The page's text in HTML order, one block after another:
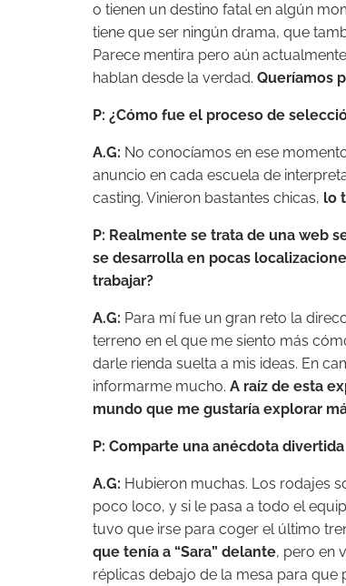
o tienen un destino fatal en algún
tiene que ser ningún drama, que
Parece mentira pero aún actualmente
hablan desde la verdad. Queríamos
P: ¿Cómo fue el proceso de
A.G: No conocíamos en ese
anuncio en cada escuela de
casting. Vinieron bastantes chicas, lo
P: Realmente se trata de una web
se desarrolla en pocas
trabajar?
A.G: Para mí fue un gran reto la
terreno en el que me siento más
darle rienda suelta a mis ideas. En
informarme mucho. A raíz de esta
mundo que me gustaría explorar
P: Comparte una anécdota
A.G: Hubieron muchas. Los rodajes
poco loco, y si le pasa a todo el
tuvo que irse para coger el último
que tenía a “Sara” delante, pero en
réplicas debajo de la mesa para que